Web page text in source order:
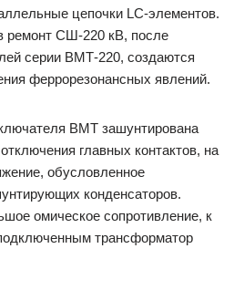
цепочки LC-элементов.
ремонт СШ-220 кВ, после
серии ВМТ-220, создаются
феррорезонансных явлений.
ВМТ зашунтирована
главных контактов, на
обусловленное
конденсаторов.
омическое сопротивление, к
трансформатор